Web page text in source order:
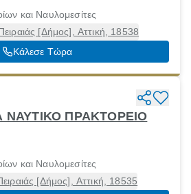
και Ναυλομεσίτες
[Δήμος], Αττική, 18538
Κάλεσε Τώρα
ΝΑΥΤΙΚΟ ΠΡΑΚΤΟΡΕΙΟ
και Ναυλομεσίτες
[Δήμος], Αττική, 18535